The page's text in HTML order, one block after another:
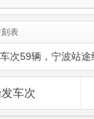
表
次59辆，宁波站途
车次